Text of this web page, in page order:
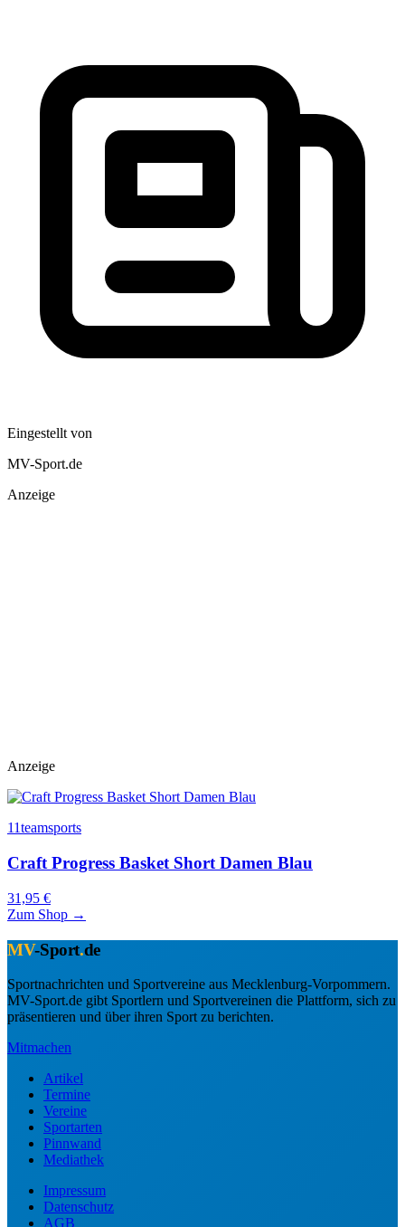
Eingestellt von
MV-Sport.de
Anzeige
Anzeige
11teamsports
Craft Progress Basket Short Damen Blau
31,95 €
Zum Shop →
MV-Sport.de
Sportnachrichten und Sportvereine aus Mecklenburg-Vorpommern.
MV-Sport.de gibt Sportlern und Sportvereinen die Plattform, sich zu
präsentieren und über ihren Sport zu berichten.
Mitmachen
Artikel
Termine
Vereine
Sportarten
Pinnwand
Mediathek
Impressum
Datenschutz
AGB